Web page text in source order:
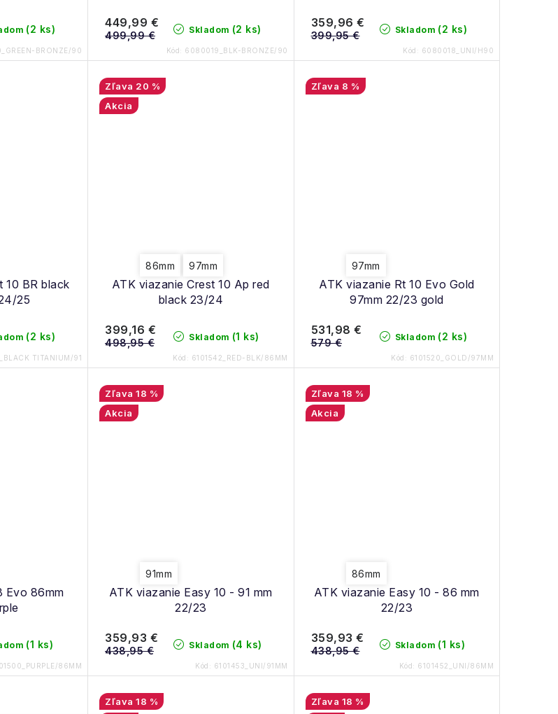
(2 ks)
BRONZE/90
Skladom (2 ks)
449,99 €
499,99 €
Kód: 6080019_BLK-BRONZE/90
Skladom (2 ks)
359,96 €
399,95 €
Kód: 6080018_UNI/H90
10 BR black
25
(2 ks)
TITANIUM/91
ATK viazanie Crest 10 Ap red
black 23/24
20 %
Akcia
86mm 97mm
Skladom (1 ks)
399,16 €
498,95 €
Kód: 6101542_RED-BLK/86MM
ATK viazanie Rt 10 Evo Gold
97mm 22/23 gold
8 %
97mm
Skladom (2 ks)
531,98 €
579 €
Kód: 6101520_GOLD/97MM
Evo 86mm
(1 ks)
86MM
ATK viazanie Easy 10 - 91 mm
22/23
18 %
Akcia
91mm
Skladom (4 ks)
359,93 €
438,95 €
Kód: 6101453_UNI/91MM
ATK viazanie Easy 10 - 86 mm
22/23
18 %
Akcia
86mm
Skladom (1 ks)
359,93 €
438,95 €
Kód: 6101452_UNI/86MM
18 %
18 %